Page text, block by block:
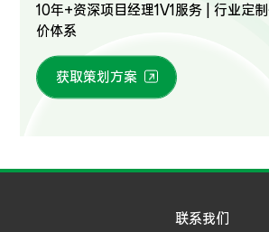
10年+资深项目经理1V1服务 | 行业定
价体系
获取策划方案
联系我们